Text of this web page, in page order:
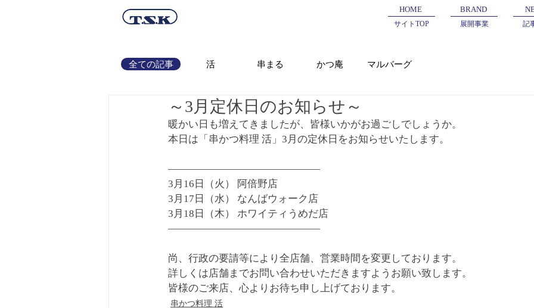
HOME BRAND
サイトTOP 展開事業 記
～3月定休日のお知らせ～
暖かい日も増えてきましたが、皆様いかがお過ごしでしょうか。
本日は「串かつ料理 活」3月の定休日をお知らせいたします。
———————————————
3月16日（火） 阿倍野店
3月17日（水） なんばウォーク店
3月18日（木） ホワイティうめだ店
———————————————
尚、行政の要請等により全店舗、営業時間を変更しております。
詳しくは店舗までお問い合わせいただきますようお願い致します。
皆様のご来店、心よりお待ち申し上げております。
串かつ料理 活
全ての記事 活 串まる マルバーグ
かつ庵